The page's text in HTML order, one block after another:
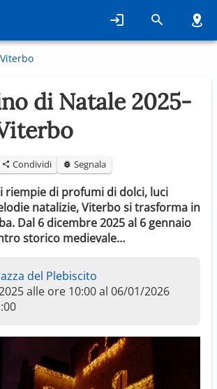
Viterbo
di Natale 2025-
Condividi Segnala
riempie di profumi di dolci, luci
natalizie, Viterbo si trasforma in
Dal 6 dicembre 2025 al 6 gennaio
storico medievale…
del Plebiscito
alle ore 10:00 al 06/01/2026